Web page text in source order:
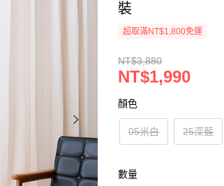
裝
超取滿NT$1,800免運
NT$3,880
NT$1,990
顏色
05米白 25深藍
數量